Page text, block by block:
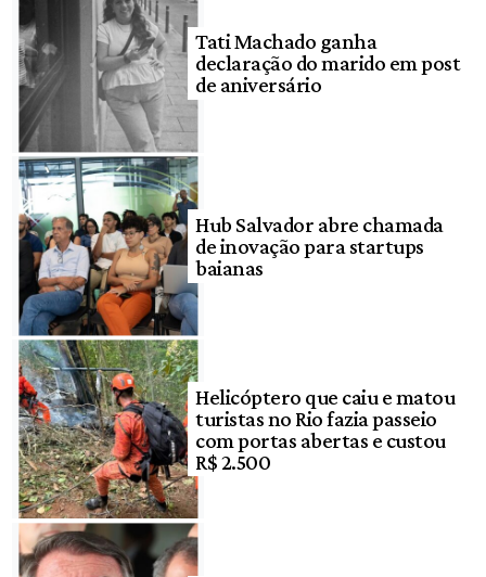
Tati Machado ganha
declaração do marido em post
de aniversário
Hub Salvador abre chamada
de inovação para startups
baianas
Helicóptero que caiu e matou
turistas no Rio fazia passeio
com portas abertas e custou
R$ 2.500